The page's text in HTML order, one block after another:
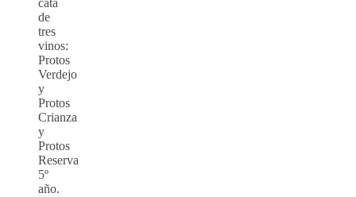
cata
de
tres
vinos:
Protos
Verdejo
y
Protos
Crianza
y
Protos
Reserva
5º
año.